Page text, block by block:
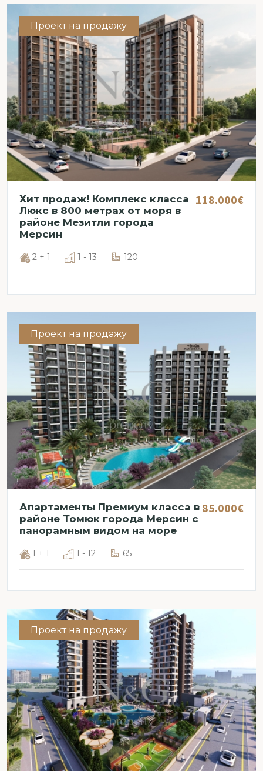
Проект на продажу
Хит продаж! Комплекс класса
Люкс в 800 метрах от моря в
районе Мезитли города
Мерсин
118.000€
2 + 1 1 - 13 120
Проект на продажу
Апартаменты Премиум класса в
районе Томюк города Мерсин с
панорамным видом на море
85.000€
1 + 1 1 - 12 65
Проект на продажу